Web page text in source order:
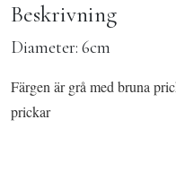
Beskrivning
Diameter: 6cm
Färgen är grå med bruna
prickar